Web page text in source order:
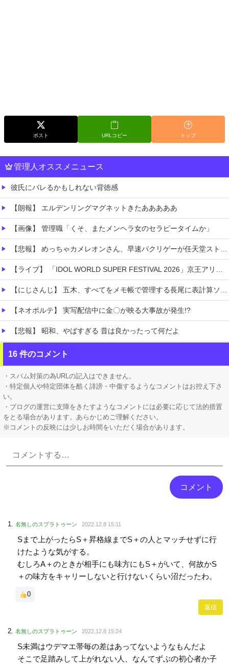
ポスト URLコピー トップ
管理人オススメニュース
彼氏にバレるかもしれない背徳感
【朗報】 エルデンリングマグネットきたあああああ
【画像】 管理職「くそ、またメンヘラ女のセラピータイムか」
【悲報】 めっちゃカメレオンさん、早速パクリゲーが任天堂ストアに登場してしまう……
【ライブ】 「IDOL WORLD SUPER FESTIVAL 2026」京王アリーナTOKYO開催決定
【にじさんじ】 五木、すべてをメモ帳で管理する長尾に表計算ソフトを布教へ『企画趣旨でもう草生える』【8/6(木)20:00】
【ネオポルテ】 実写配信中に金〇が映る大事故が発生!?
【悲報】 昭和、やばすぎる 昔は良かったって何だよ
【画像】 「マスク美人さん、また我々を欺く」←海外でも流行りだした結果がこちらw w w w w w w
【動画】 クソガキロケット、怖すぎる…これよく轢かずに止まれたな
16 件のコメント
・スパム対策の為URLの記入はできません。
・特定個人や特定団体を酷く誹謗・中傷するようなコメントはお控え下さ
い。
・ブログの運営に支障をきたすようなコメントには必要に応じて法的措置
をとる場合があります。あらかじめご理解ください。
※コメントの反映には少しお時間をいただく場合があります。
名無しのスプラトゥーン 2022.12.8 15:11
Sまで上がったらS＋昇格線までS＋の人とマッチせずに行
けたような気がする。
むしろA＋のときが相手にも味方にもS＋がいて、何故かS
＋の味方をキャリーしないと行けないくらい沼だったわ。
0
返信
名無しのスプラトゥーン 2022.12.8 15:24
S未満はウデマエ帯毎の差はあってないようなもんだよ
そこで足踏みして上がれない人、なんてずぶの初心者か子